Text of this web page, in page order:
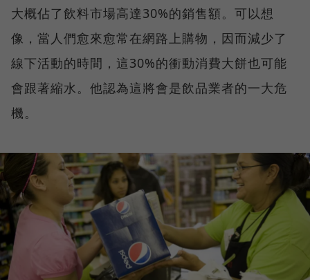
大概佔了飲料市場高達30%的銷售額。可以想
像，當人們愈來愈常在網路上購物，因而減少了
線下活動的時間，這30%的衝動消費大餅也可能
會跟著縮水。他認為這將會是飲品業者的一大危
機。